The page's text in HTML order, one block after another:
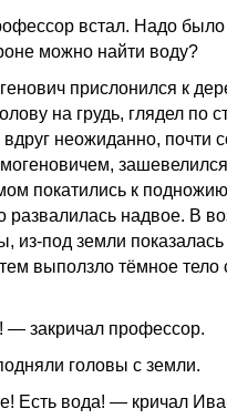
встал. Надо было
можно найти воду?
прислонился к
на грудь, глядел по
неожиданно, почти
покатились к
развалилась надвое. В
из-под земли
выползло тёмное тело
закричал профессор.
головы с земли.
Есть вода! — кричал